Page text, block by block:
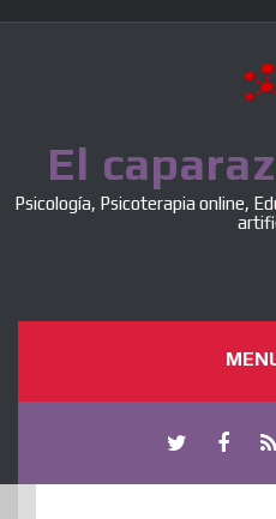
El
Psicología, Psicoterapia online,